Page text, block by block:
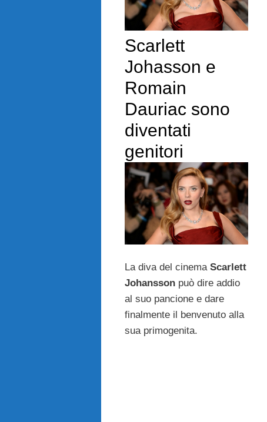
Scarlett
Johasson e
Romain
Dauriac sono
diventati
genitori
La diva del cinema Scarlett
Johansson può dire addio
al suo pancione e dare
finalmente il benvenuto alla
sua primogenita.